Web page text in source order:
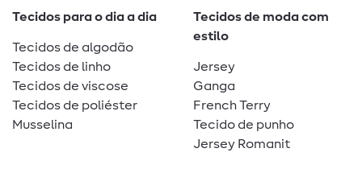
Tecidos para o dia a dia
Tecidos de algodão
Tecidos de linho
Tecidos de viscose
Tecidos de poliéster
Musselina
Tecidos de moda com
estilo
Jersey
Ganga
French Terry
Tecido de punho
Jersey Romanit